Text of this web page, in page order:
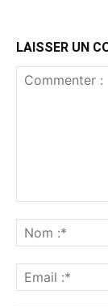
LAISSER UN